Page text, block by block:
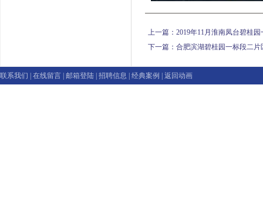
上一篇： 2019年11月淮南凤台碧桂
下一篇： 合肥滨湖碧桂园一标段二片
联系我们 在线留言 邮箱登陆 招聘信息 经典案例 返回动画